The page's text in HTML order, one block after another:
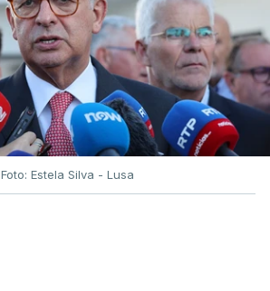
Foto: Estela Silva - Lusa